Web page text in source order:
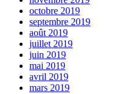
octobre 2019
septembre 2019
août 2019
juillet 2019
juin 2019
mai 2019
avril 2019
mars 2019